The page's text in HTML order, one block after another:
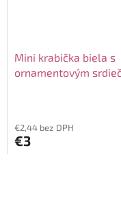
Mini krabička biela s
ornamentovým
€2,44 bez DPH
€3